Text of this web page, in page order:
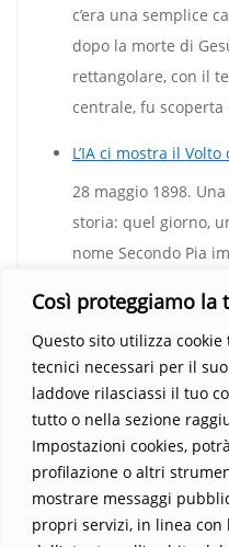
Così proteggiamo la
Questo sito utilizza
tecnici necessari per il
laddove rilasciassi il tuo
tutto o nella sezione
Impostazioni cookies,
profilazione o altri
mostrare messaggi
propri servizi, in linea con
c’era una semplice
dopo la morte di
rettangolare, con il
centrale, fu
L’IA ci mostra il Volto
28 maggio 1898.
storia: quel giorno,
nome Secondo Pia
scoperte, tutto iniziò
ricevuto il permesso
Torino, che porta
un Uomo, […]
L’uomo che fece la
Il 20 luglio 1969, alle
intera visse un